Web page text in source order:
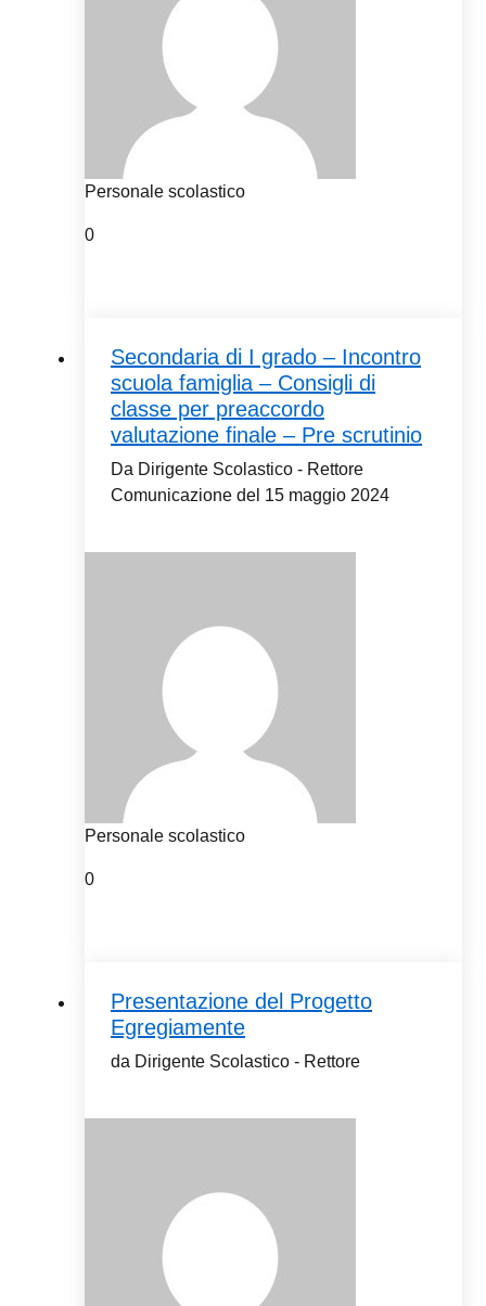
Personale scolastico
0
Secondaria di I grado – Incontro
scuola famiglia – Consigli di
classe per preaccordo
valutazione finale – Pre scrutinio
Da Dirigente Scolastico - Rettore
Comunicazione del 15 maggio 2024
Personale scolastico
0
Presentazione del Progetto
Egregiamente
da Dirigente Scolastico - Rettore